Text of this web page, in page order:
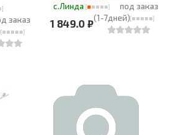
заказ
с.Линда
под заказ
(1-7дней)
1 849.0 ₽